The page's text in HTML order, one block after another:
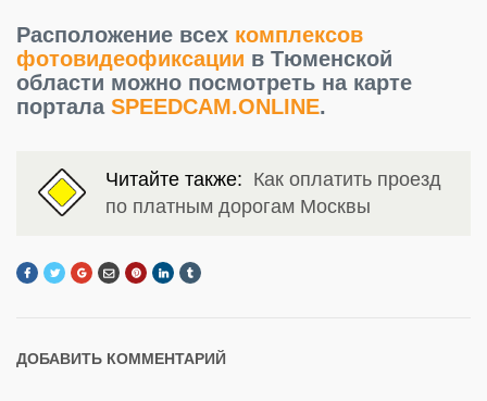
Расположение всех комплексов
фотовидеофиксации в Тюменской
области можно посмотреть на карте
портала SPEEDCAM.ONLINE.
Читайте также: Как оплатить проезд
по платным дорогам Москвы
ДОБАВИТЬ КОММЕНТАРИЙ